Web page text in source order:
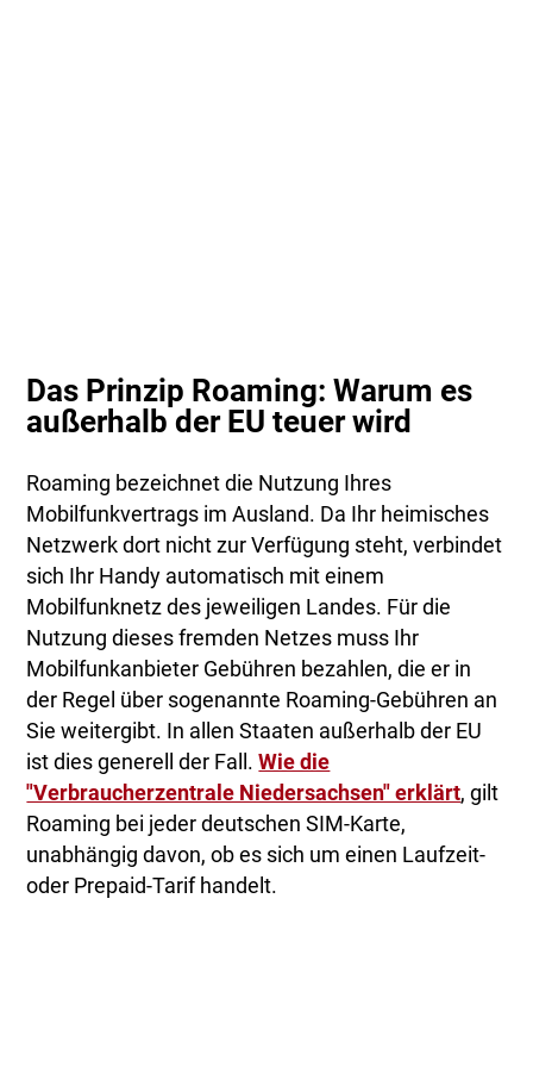
Das Prinzip Roaming: Warum es
außerhalb der EU teuer wird
Roaming bezeichnet die Nutzung Ihres
Mobilfunkvertrags im Ausland. Da Ihr heimisches
Netzwerk dort nicht zur Verfügung steht, verbindet
sich Ihr Handy automatisch mit einem
Mobilfunknetz des jeweiligen Landes. Für die
Nutzung dieses fremden Netzes muss Ihr
Mobilfunkanbieter Gebühren bezahlen, die er in
der Regel über sogenannte Roaming-Gebühren an
Sie weitergibt. In allen Staaten außerhalb der EU
ist dies generell der Fall.Wie die
"Verbraucherzentrale Niedersachsen" erklärt, gilt
Roaming bei jeder deutschen SIM-Karte,
unabhängig davon, ob es sich um einen Laufzeit-
oder Prepaid-Tarif handelt.